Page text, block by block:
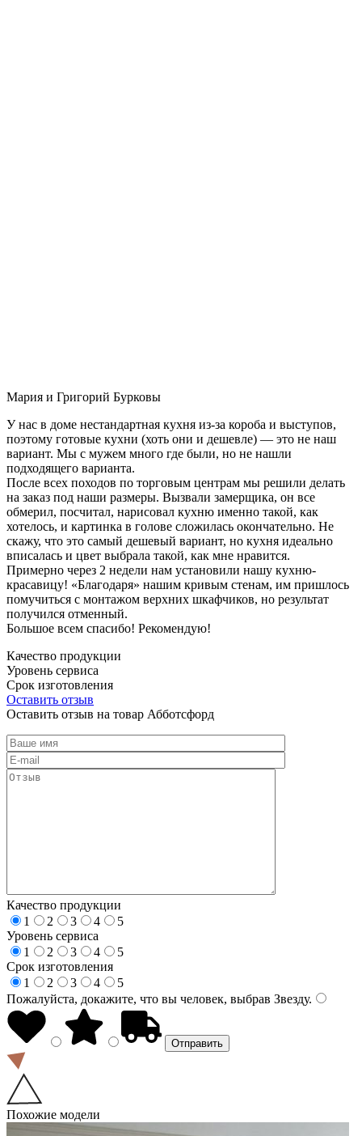
Мария и Григорий Бурковы
У нас в доме нестандартная кухня из-за короба и выступов,
поэтому готовые кухни (хоть они и дешевле) — это не наш
вариант. Мы с мужем много где были, но не нашли
подходящего варианта.
После всех походов по торговым центрам мы решили делать
на заказ под наши размеры. Вызвали замерщика, он все
обмерил, посчитал, нарисовал кухню именно такой, как
хотелось, и картинка в голове сложилась окончательно. Не
скажу, что это самый дешевый вариант, но кухня идеально
вписалась и цвет выбрала такой, как мне нравится.
Примерно через 2 недели нам установили нашу кухню-
красавицу! «Благодаря» нашим кривым стенам, им пришлось
помучиться с монтажом верхних шкафчиков, но результат
получился отменный.
Большое всем спасибо! Рекомендую!
Качество продукции
Уровень сервиса
Срок изготовления
Оставить отзыв
Оставить отзыв на товар Абботсфорд
Качество продукции
1
2 3 4
5
Уровень сервиса
1
2 3 4
5
Срок изготовления
1
2 3 4
5
Пожалуйста, докажите, что вы человек, выбрав Звезду.
Похожие модели